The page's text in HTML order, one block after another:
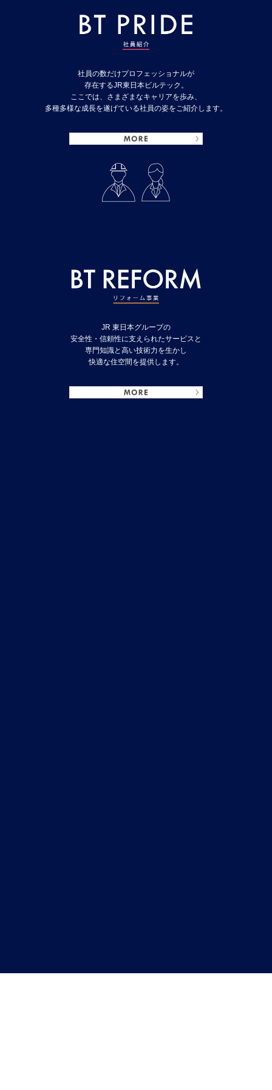
社員の数だけプロフェッショナルが
存在するJR東日本ビルテック。
ここでは、さまざまなキャリアを歩み、
多種多様な成長を遂げている社員の姿をご紹介します。
JR 東日本グループの
安全性・信頼性に支えられたサービスと
専門知識と高い技術力を生かし
快適な住空間を提供します。